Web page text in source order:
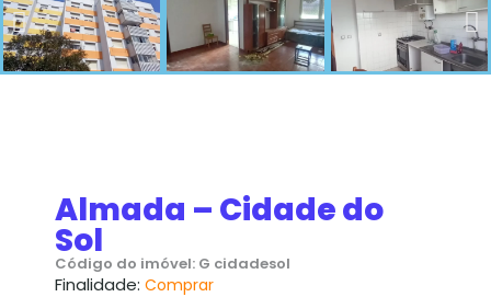
Almada – Cidade do
Sol
Código do imóvel: G cidadesol
Finalidade: Comprar